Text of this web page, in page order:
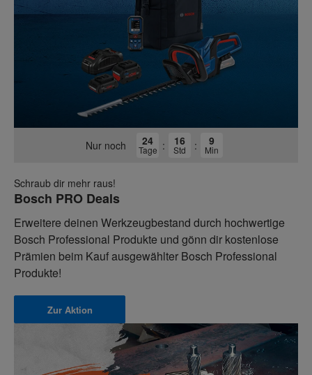
Nur noch 24
Tage : 16
Std : 9
Min
Schraub dir mehr raus!
Bosch PRO Deals
Erweitere deinen Werkzeugbestand durch hochwertige
Bosch Professional Produkte und gönn dir kostenlose
Prämien beim Kauf ausgewählter Bosch Professional
Produkte!
Zur Aktion